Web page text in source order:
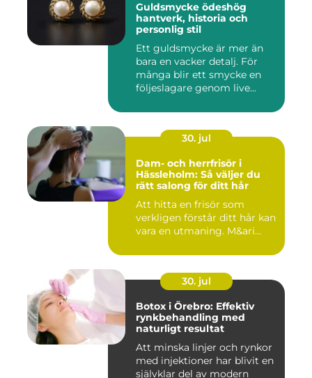
Guldsmycke ödeshög
hantverk, historia och
personlig stil
Ett guldsmycke är mer än
bara en vacker detalj. För
många blir ett smycke en
följeslagare genom live...
30. jul
Dam- och herrfrisör i
Hässleholm: Så väljer du
rätt salong för ditt hår
Att hitta en frisör som
verkligen förstår ditt hår kan
vara en utmaning. M&ari...
30. jul
Botox i Örebro: Effektiv
rynkbehandling med
naturligt resultat
Att minska linjer och rynkor
med injektioner har blivit en
självklar del av modern